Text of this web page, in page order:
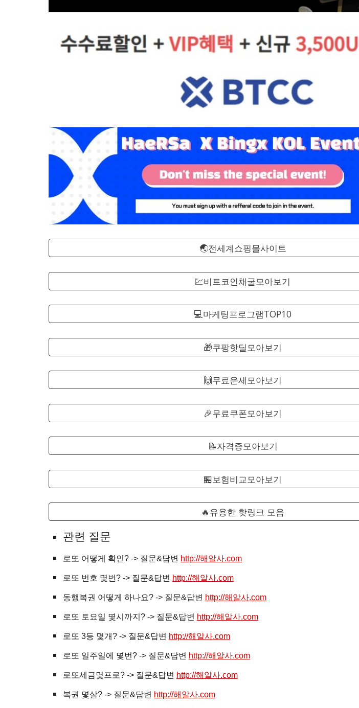
🌏전세계쇼핑몰사이트
💹비트코인채굴모아보기
💻마케팅프로그램TOP10
🎁쿠팡핫딜모아보기
🙌무료운세모아보기
🎉무료쿠폰모아보기
📝자격증모아보기
🏪보험비교모아보기
🔥유용한 핫링크 모음
관련 질문
로또 어떻게 확인? -> 질문&답변 http://해알사.com
로또 번호 몇번? -> 질문&답변 http://해알사.com
동행복권 어떻게 하나요? -> 질문&답변 http://해알사.com
로또 토요일 몇시까지? -> 질문&답변 http://해알사.com
로또 3등 몇개? -> 질문&답변 http://해알사.com
로또 일주일에 몇번? -> 질문&답변 http://해알사.com
로또세금몇프로? -> 질문&답변 http://해알사.com
복권 몇살? -> 질문&답변 http://해알사.com